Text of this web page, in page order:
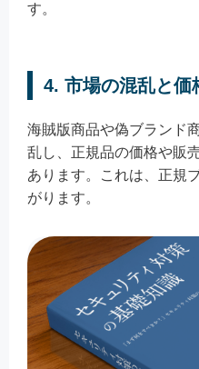
す。
4. 市場の混乱と価
海賊版商品や偽ブランド
乱し、正規品の価格や販
あります。これは、正規
がります。